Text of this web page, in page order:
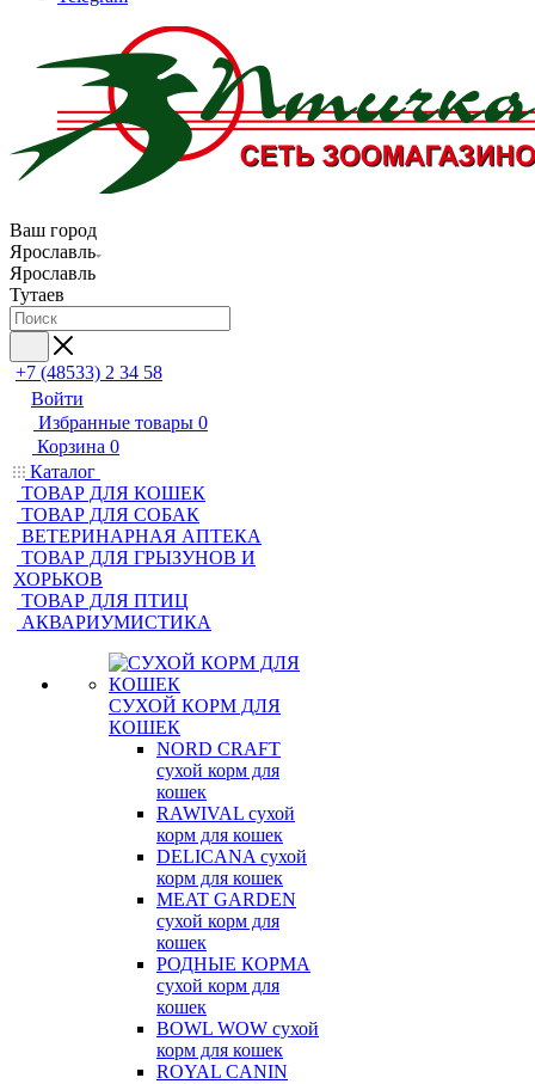
Ваш город
Ярославль
Ярославль
Тутаев
+7 (48533) 2 34 58
Войти
Избранные товары 0
Корзина 0
Каталог
ТОВАР ДЛЯ КОШЕК
ТОВАР ДЛЯ СОБАК
ВЕТЕРИНАРНАЯ АПТЕКА
ТОВАР ДЛЯ ГРЫЗУНОВ И
ХОРЬКОВ
ТОВАР ДЛЯ ПТИЦ
АКВАРИУМИСТИКА
СУХОЙ КОРМ ДЛЯ
КОШЕК
NORD CRAFT
сухой корм для
кошек
RAWIVAL сухой
корм для кошек
DELICANA сухой
корм для кошек
MEAT GARDEN
сухой корм для
кошек
РОДНЫЕ КОРМА
сухой корм для
кошек
BOWL WOW сухой
корм для кошек
ROYAL CANIN